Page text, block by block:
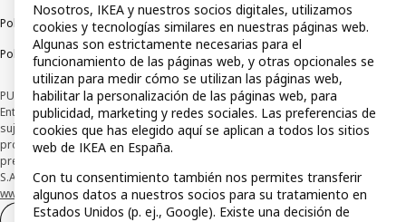
Política de privacidadPolítica de cookiesTérminos y condiciones
Política de divulgación responsable
PUBLICIDAD: *Financiación a través de la tarjeta IKEA VISA emitida por la
Entidad de Pago híbrida CaixaBank Payments & Consumer, E.F.C., E.P., S.A.U., y
sujeta a su organización. La entidad ha escogido como sistema de
protección de los fondos recibidos de usuarios de servicios de pago que
presta su depósito en una cuenta bancaria separada abierta en CaixaBank,
S.A. Conoce más acerca de las formas de pago de tu tarjeta aquí:
www.caixabankpc.com/es/productos. ​
Nosotros, IKEA y nuestros socios digitales, utilizamos
cookies y tecnologías similares en nuestras páginas web.
Algunas son estrictamente necesarias para el
funcionamiento de las páginas web, y otras opcionales se
utilizan para medir cómo se utilizan las páginas web,
habilitar la personalización de las páginas web, para
publicidad, marketing y redes sociales. Las preferencias de
cookies que has elegido aquí se aplican a todos los sitios
web de IKEA en España.
Con tu consentimiento también nos permites transferir
algunos datos a nuestros socios para su tratamiento en
Estados Unidos (p. ej., Google). Existe una decisión de